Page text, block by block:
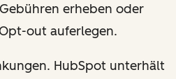
erheben oder
out auferlegen.
HubSpot unterhält